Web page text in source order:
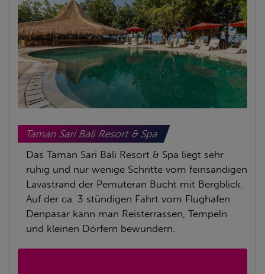
Taman Sari Bali Resort & Spa
Das Taman Sari Bali Resort & Spa liegt sehr
ruhig und nur wenige Schritte vom feinsandigen
Lavastrand der Pemuteran Bucht mit Bergblick.
Auf der ca. 3 stündigen Fahrt vom Flughafen
Denpasar kann man Reisterrassen, Tempeln
und kleinen Dörfern bewundern.